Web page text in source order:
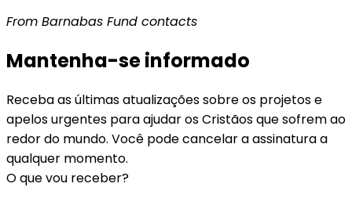
From Barnabas Fund contacts
Mantenha-se informado
Receba as últimas atualizações sobre os projetos e
apelos urgentes para ajudar os Cristãos que sofrem ao
redor do mundo. Você pode cancelar a assinatura a
qualquer momento.
O que vou receber?